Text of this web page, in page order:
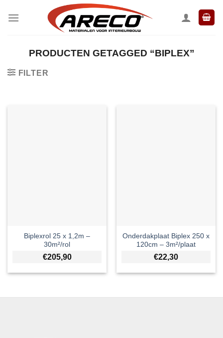
naar
PRODUCTEN GETAGGED “BIPLEX”
FILTER
Biplexrol 25 x 1,2m –
30m²/rol
€205,90
Onderdakplaat Biplex 250 x
120cm – 3m²/plaat
€22,30